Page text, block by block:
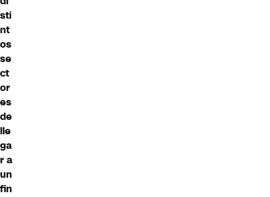
sti
nt
os
se
ct
or
es
de
lle
ga
r a
un
fin